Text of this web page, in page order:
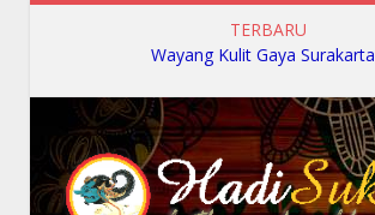
TERBARU
Wayang Kulit Gaya Surakarta